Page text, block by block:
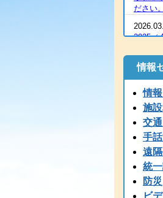
ださい。
2025（
R８年
令和８
2025（
1/6（火
なって
1/6（
情報
情
施
交
手
遠
統
防災
ビ